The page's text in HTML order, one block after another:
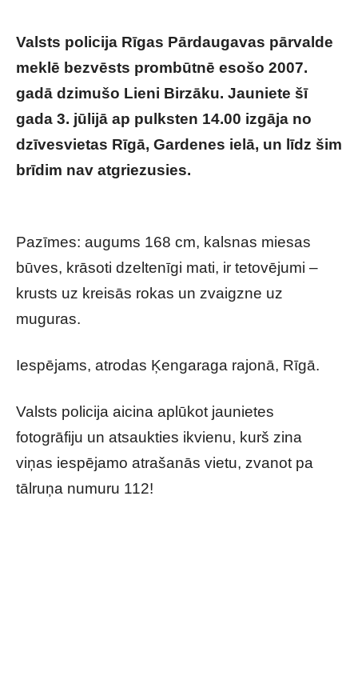
Valsts policija Rīgas Pārdaugavas pārvalde
meklē bezvēsts prombūtnē esošo 2007.
gadā dzimušo Lieni Birzāku. Jauniete šī
gada 3. jūlijā ap pulksten 14.00 izgāja no
dzīvesvietas Rīgā, Gardenes ielā, un līdz šim
brīdim nav atgriezusies.
Pazīmes: augums 168 cm, kalsnas miesas
būves, krāsoti dzeltenīgi mati, ir tetovējumi –
krusts uz kreisās rokas un zvaigzne uz
muguras.
Iespējams, atrodas Ķengaraga rajonā, Rīgā.
Valsts policija aicina aplūkot jaunietes
fotogrāfiju un atsaukties ikvienu, kurš zina
viņas iespējamo atrašanās vietu, zvanot pa
tālruņa numuru 112!